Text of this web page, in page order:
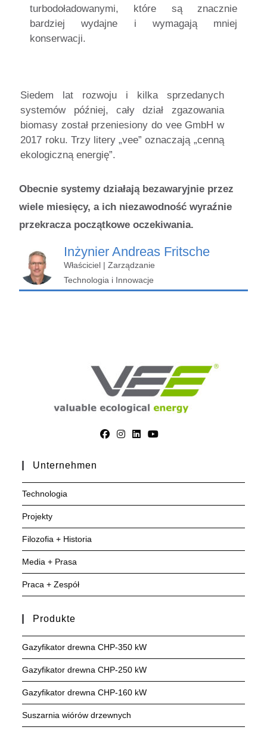
turbodoładowanymi, które są znacznie
bardziej wydajne i wymagają mniej
konserwacji.
Siedem lat rozwoju i kilka sprzedanych
systemów później, cały dział zgazowania
biomasy został przeniesiony do vee GmbH w
2017 roku. Trzy litery „vee” oznaczają „cenną
ekologiczną energię”.
Obecnie systemy działają bezawaryjnie przez
wiele miesięcy, a ich niezawodność wyraźnie
przekracza początkowe oczekiwania.
Inżynier Andreas Fritsche
Właściciel | Zarządzanie
Technologia i Innowacje
Unternehmen
Technologia
Projekty
Filozofia + Historia
Media + Prasa
Praca + Zespół
Produkte
Gazyfikator drewna CHP-350 kW
Gazyfikator drewna CHP-250 kW
Gazyfikator drewna CHP-160 kW
Suszarnia wiórów drzewnych